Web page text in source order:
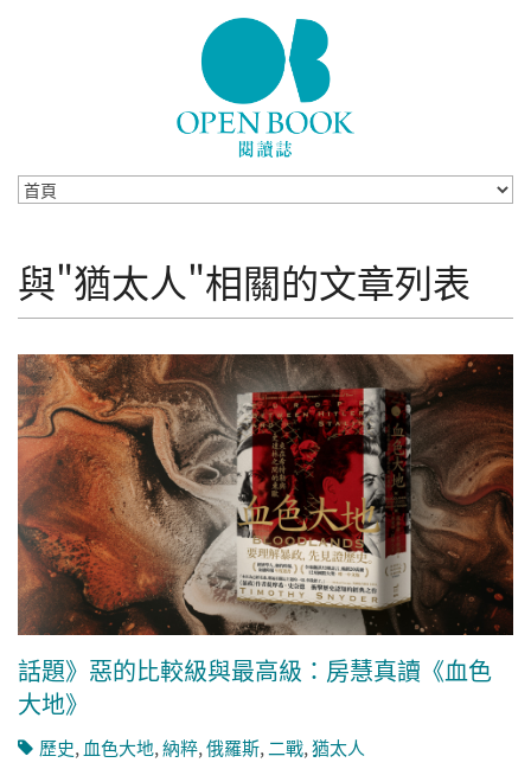
與"猶太人"相關的文章列表
話題》惡的比較級與最高級：房慧真讀《血色
大地》
歷史,血色大地,納粹,俄羅斯,二戰,猶太人